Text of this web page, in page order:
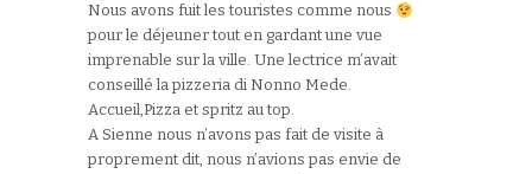
Nous avons fuit les touristes comme nous
pour le déjeuner tout en gardant une vue
imprenable sur la ville. Une lectrice m’avait
conseillé la pizzeria di Nonno Mede.
Accueil,Pizza et spritz au top.
A Sienne nous n’avons pas fait de visite à
proprement dit, nous n’avions pas envie de